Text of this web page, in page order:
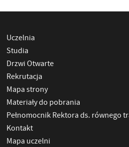
Uczelnia
Studia
Drzwi Otwarte
Rekrutacja
Mapa strony
Materiały do pobrania
Pełnomocnik Rektora ds. równego
Kontakt
Mapa uczelni